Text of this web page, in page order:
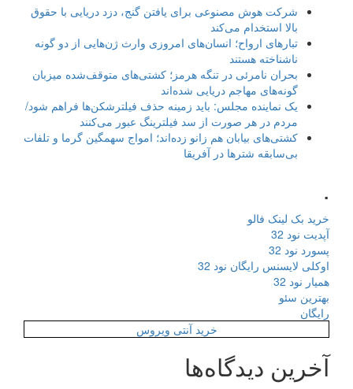
شرکت هوش مصنوعی برای یافتن گنج، دزد دریایی با حقوق
بالا استخدام می‌کند
تبارهای ارواح؛ انسان‌های امروزی وارث ژن‌هایی از دو گونه
ناشناخته هستند
بحران نامرئی در تنگه هرمز؛ کشتی‌های متوقف‌شده میزبان
گونه‌های مهاجم دریایی شده‌اند
یک نماینده مجلس: باید زمینه حذف فیلترشکن‌ها فراهم شود/
مردم در هر صورت از سد فیلترینگ عبور می‌کنند
کشتی‌های بیابان هم زانو زده‌اند؛ امواج سهمگین گرما و تلفات
بی‌سابقه شترها در آفریقا
.
خرید بک لینک فالو
آپدیت نود 32
پسورد نود 32
اوکلی لایسنس رایگان نود 32
همیار نود 32
بهترین سئو
رایگان
خرید آنتی ویروس
آخرین دیدگاه‌ها